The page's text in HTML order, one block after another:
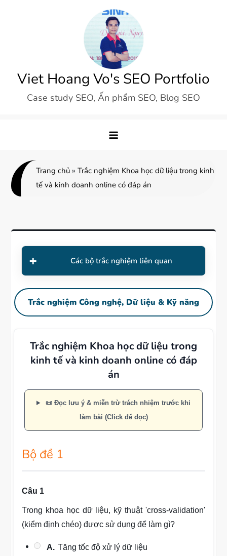
Viet Hoang Vo's SEO Portfolio
Case study SEO, Ấn phẩm SEO, Blog SEO
Trang chủ »Trắc nghiệm Khoa học dữ liệu trong kinh
tế và kinh doanh online có đáp án
Các bộ trắc nghiệm liên quan
Trắc nghiệm Công nghệ, Dữ liệu & Kỹ năng
Trắc nghiệm Khoa học dữ liệu trong
kinh tế và kinh doanh online có đáp
án
📜 Đọc lưu ý & miễn trừ trách nhiệm trước khi
làm bài (Click để đọc)
Bộ đề 1
Câu 1
Trong khoa học dữ liệu, kỹ thuật 'cross-validation'
(kiểm định chéo) được sử dụng để làm gì?
A. Tăng tốc độ xử lý dữ liệu